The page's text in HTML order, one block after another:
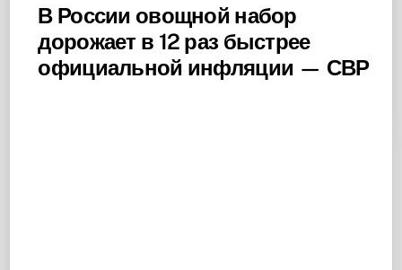
В России овощной набор
дорожает в 12 раз быстрее
официальной инфляции — СВР